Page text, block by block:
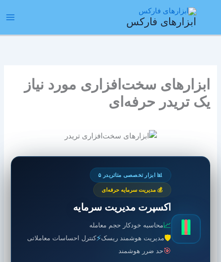
ابزارهای فارکس
ابزارهای سخت‌افزاری مورد نیاز
یک تریدر حرفه‌ای
📊 ابزار تخصصی متاتریدر ۵
💰 مدیریت سرمایه حرفه‌ای
اکسپرت مدیریت سرمایه
📈 محاسبه خودکار حجم معامله
🛡️مدیریت هوشمند ریسک⚡کنترل احساسات معاملاتی
🎯 حد ضرر هوشمند